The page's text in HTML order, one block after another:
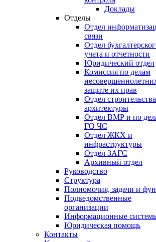
Доклады
Отделы
Отдел
связи
Отдел
учета и отчетности
Юридический отдел
Комиссия по делам
защите их прав
Отдел
архитектуры
Отдел ВМР и по
ГО ЧС
Отдел ЖКХ и
инфраструктуры
Отдел ЗАГС
Архивный отдел
Руководство
Структура
Полномочия, задачи и
Подведомственные
организации
Информационные
Юридическая помощь
Контакты